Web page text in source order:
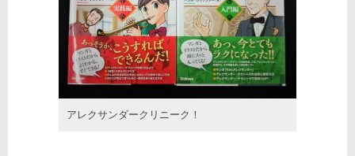
アレクサンダークリニーク！